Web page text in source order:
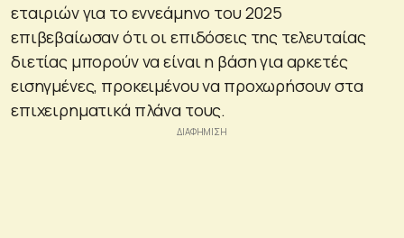
εταιριών για το εννεάμηνο του 2025
επιβεβαίωσαν ότι οι επιδόσεις της τελευταίας
διετίας μπορούν να είναι η βάση για αρκετές
εισηγμένες, προκειμένου να προχωρήσουν στα
επιχειρηματικά πλάνα τους.